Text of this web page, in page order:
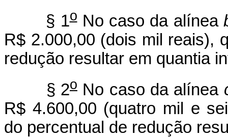
§ 1oNo caso da alínea
R$ 2.000,00 (dois mil reais),
redução resultar em quantia
§ 2o No caso da alínea
R$ 4.600,00 (quatro mil e
do percentual de redução